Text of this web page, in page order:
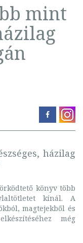
mint
házilag
könyv több
kínál. A
magtejekből és
még